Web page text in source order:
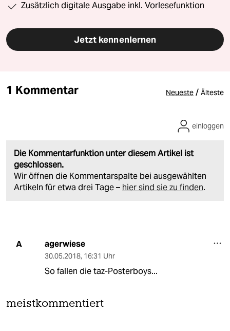
Zusätzlich digitale Ausgabe inkl. Vorlesefunktion
Jetzt kennenlernen
1 Kommentar Neueste / Älteste
Die Kommentarfunktion unter diesem Artikel ist
geschlossen.
Wir öffnen die Kommentarspalte bei ausgewählten
Artikeln für etwa drei Tage – hier sind sie zu finden.
einloggen
A agerwiese
30.05.2018, 16:31 Uhr
So fallen die taz-Posterboys...
meistkommentiert